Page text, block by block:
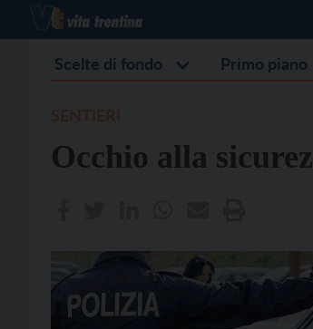
Scelte di fondo Primo piano
Occhio alla